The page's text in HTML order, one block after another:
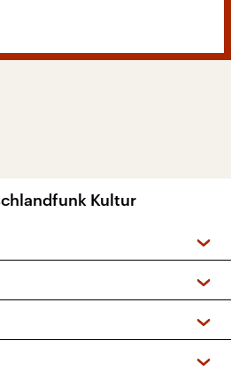
Kultur
Podcasts
+ DAB+)